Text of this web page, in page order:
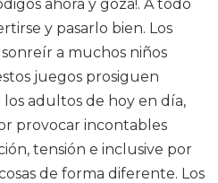
ahora y goza!. A todo
y pasarlo bien. Los
a muchos niños
juegos prosiguen
adultos de hoy en día,
provocar incontables
tensión e inclusive por
de forma diferente. Los